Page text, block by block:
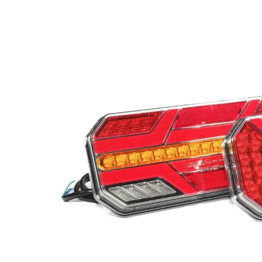
LED
LED sprayleds
LED Hal,-
voordeelpakketten
Overige